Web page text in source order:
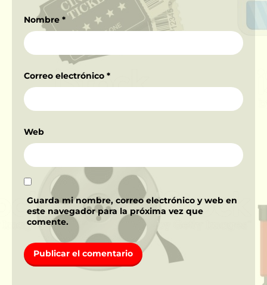
Nombre *
Correo electrónico *
Web
Guarda mi nombre, correo electrónico y web en
este navegador para la próxima vez que
comente.